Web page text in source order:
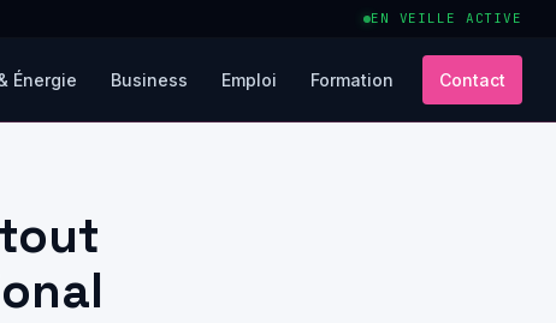
EN VEILLE ACTIVE
Énergie Business Emploi Formation Contact